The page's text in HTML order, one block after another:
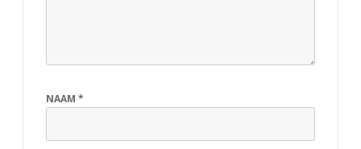
NAAM *